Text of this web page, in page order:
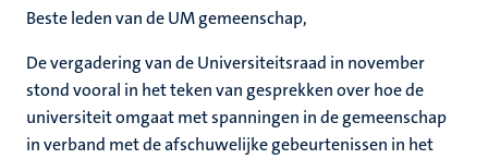
Beste leden van de UM gemeenschap,
De vergadering van de Universiteitsraad in november
stond vooral in het teken van gesprekken over hoe de
universiteit omgaat met spanningen in de gemeenschap
in verband met de afschuwelijke gebeurtenissen in het